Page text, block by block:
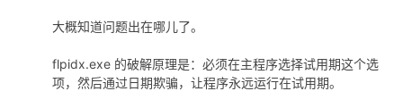
大概知道问题出在哪儿了。
flpidx.exe 的破解原理是：必须在主程序选择试用期这个选
项，然后通过日期欺骗，让程序永远运行在试用期。